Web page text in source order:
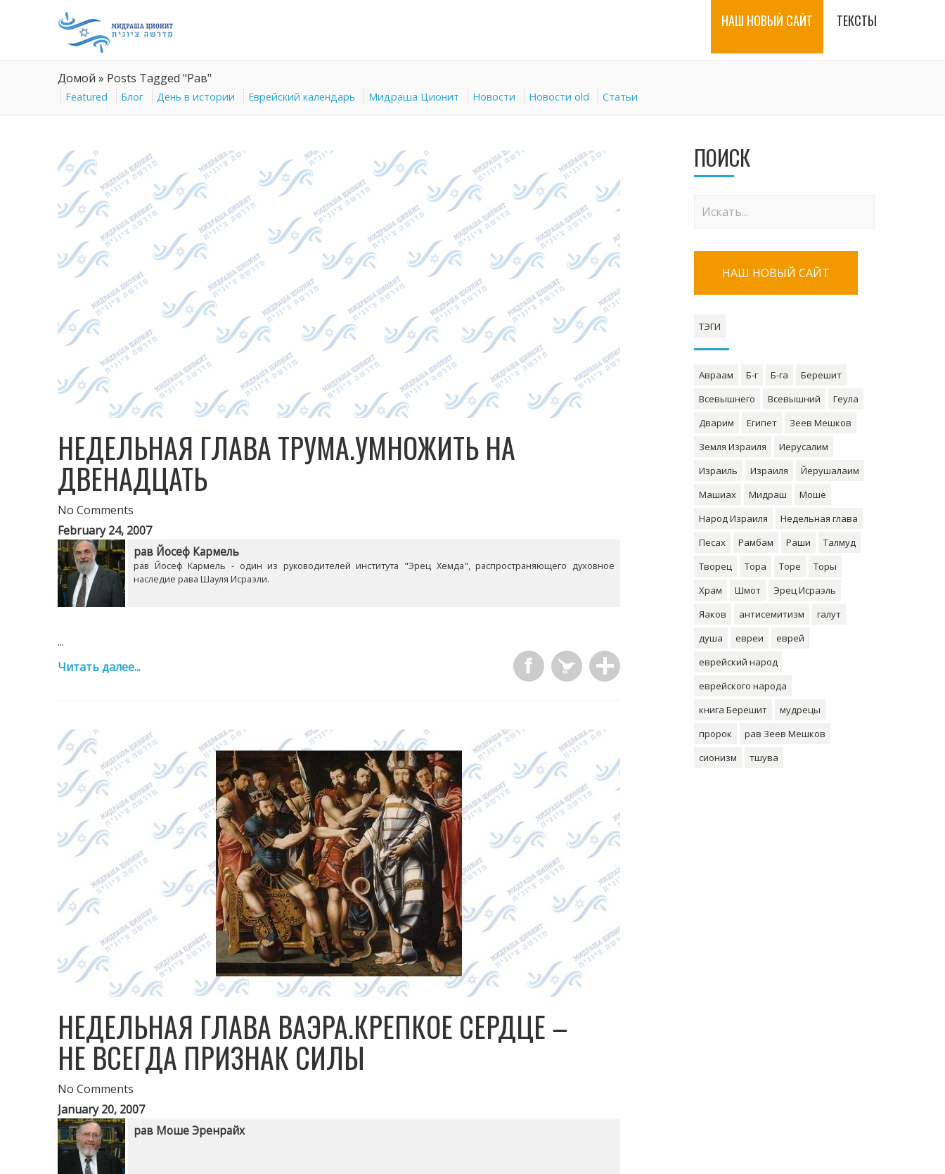
НАШ НОВЫЙ САЙТ ТЕКСТЫ
Домой » Posts Tagged "Рав"
Featured Блог День в истории Еврейский календарь Мидраша Ционит Новости Новости old Статьи
НЕДЕЛЬНАЯ ГЛАВА ТРУМА.УМНОЖИТЬ НА
ДВЕНАДЦАТЬ
No Comments
February 24, 2007
рав Йосеф Кармель
рав Йосеф Кармель - один из руководителей института "Эрец Хемда", распространяющего духовное
наследие рава Шауля Исраэли.
...
Читать далее...
НЕДЕЛЬНАЯ ГЛАВА ВАЭРА.КРЕПКОЕ СЕРДЦЕ –
НЕ ВСЕГДА ПРИЗНАК СИЛЫ
No Comments
January 20, 2007
рав Моше Эренрайх
ПОИСК
НАШ НОВЫЙ САЙТ
ТЭГИ
Авраам Б-г Б-га
Берешит
Всевышнего
Всевышний
Геула
Дварим
Египет
Зеев Мешков
Земля Израиля
Иерусалим
Израиль
Израиля
Йерушалаим
Машиах
Мидраш
Моше
Народ Израиля
Недельная глава
Песах
Рамбам Раши
Талмуд
Творец
Тора Торе
Торы
Храм
Шмот
Эрец Исраэль
Яаков
антисемитизм
галут
душа
евреи
еврей
еврейский народ
еврейского народа
книга Берешит
мудрецы
пророк
рав Зеев Мешков
сионизм
тшува